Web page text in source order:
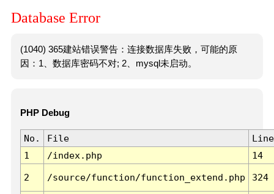
Database Error
(1040) 365建站错误警告：连接数据库失败，可能的原
因：1、数据库密码不对; 2、mysql未启动。
PHP Debug
No. File
Line
1
/index.php 14
2 /source/function/function_extend.php 324